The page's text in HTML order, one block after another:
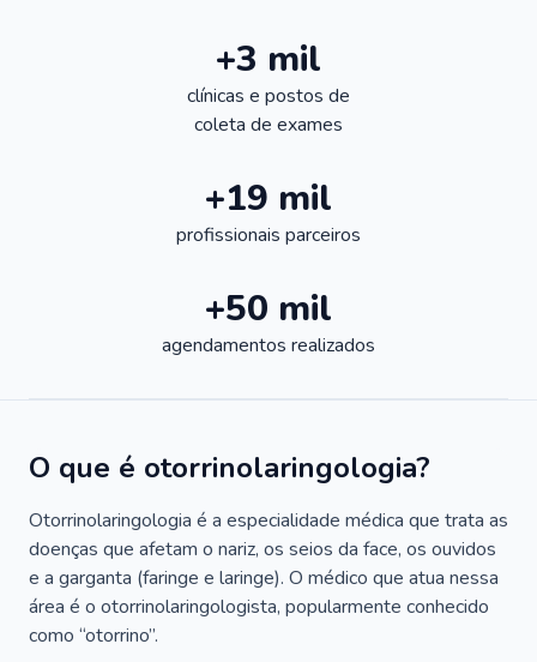
+3 mil
clínicas e postos de
coleta de exames
+19 mil
profissionais parceiros
+50 mil
agendamentos realizados
O que é otorrinolaringologia?
Otorrinolaringologia é a especialidade médica que trata as
doenças que afetam o nariz, os seios da face, os ouvidos
e a garganta (faringe e laringe). O médico que atua nessa
área é o otorrinolaringologista, popularmente conhecido
como “otorrino”.